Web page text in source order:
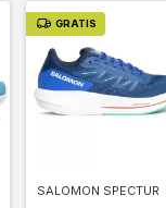
GRATIS
SALOMON SPECTUR